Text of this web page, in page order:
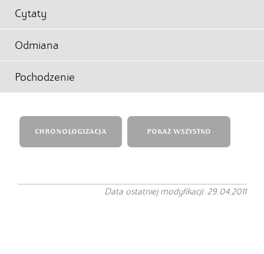
Cytaty
Odmiana
Pochodzenie
CHRONOLOGIZACJA POKAŻ WSZYSTKO
Data ostatniej modyfikacji: 29.04.2011